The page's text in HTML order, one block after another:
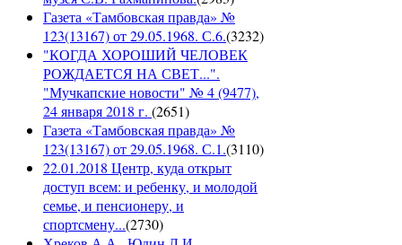
Газета «Тамбовская правда» №
123(13167) от 29.05.1968. С.6.(3232)
"КОГДА ХОРОШИЙ ЧЕЛОВЕК
РОЖДАЕТСЯ НА СВЕТ...".
"Мучкапские новости" № 4 (9477),
24 января 2018 г. (2651)
Газета «Тамбовская правда» №
123(13167) от 29.05.1968. С.1.(3110)
22.01.2018 Центр, куда открыт
доступ всем: и ребенку, и молодой
семье, и пенсионеру, и
спортсмену...(2730)